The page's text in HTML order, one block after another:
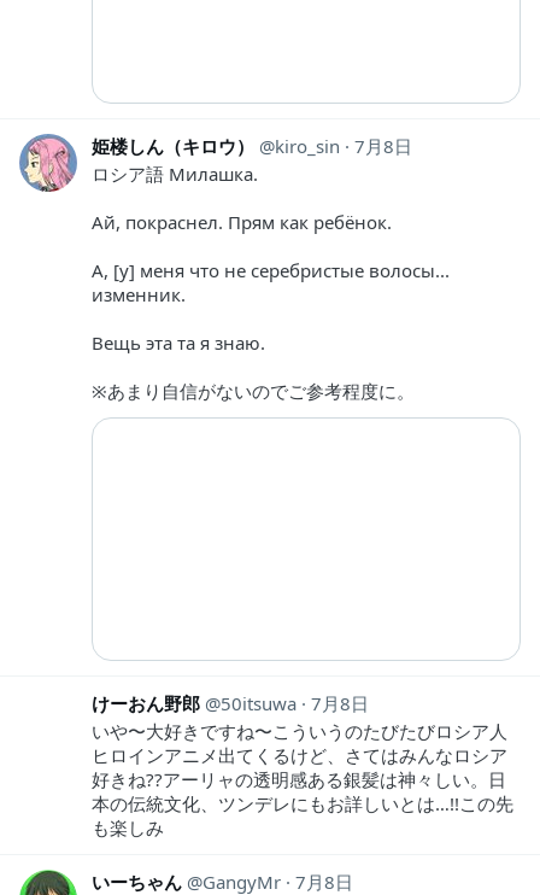
姫楼しん（キロウ） kiro_sin
7月8日
ロシア語 Милашка.
Ай, покраснел. Прям как ребёнок.
А, [у] меня что не серебристые волосы...
изменник.
Вещь эта та я знаю.
※あまり自信がないのでご参考程度に。
けーおん野郎 50itsuwa 7月8日
いや〜大好きですね〜こういうのたびたびロシア人
ヒロインアニメ出てくるけど、さてはみんなロシア
好きね??アーリャの透明感ある銀髪は神々しい。日
本の伝統文化、ツンデレにもお詳しいとは…!!この先
も楽しみ
いーちゃん GangyMr 7月8日